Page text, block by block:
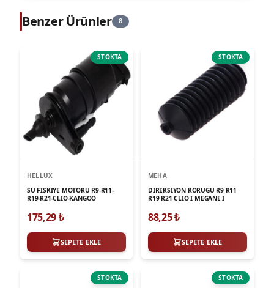
Benzer Ürünler 8
STOKTA
HELLUX
SU FISKIYE MOTORU R9-R11-
R19-R21-CLIO-KANGOO
175,29₺
SEPETE EKLE
STOKTA
MEHA
DIREKSIYON KORUGU R9 R11
R19 R21 CLIO I MEGANE I
88,25₺
SEPETE EKLE
STOKTA STOKTA